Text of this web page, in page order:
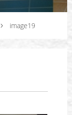
image19